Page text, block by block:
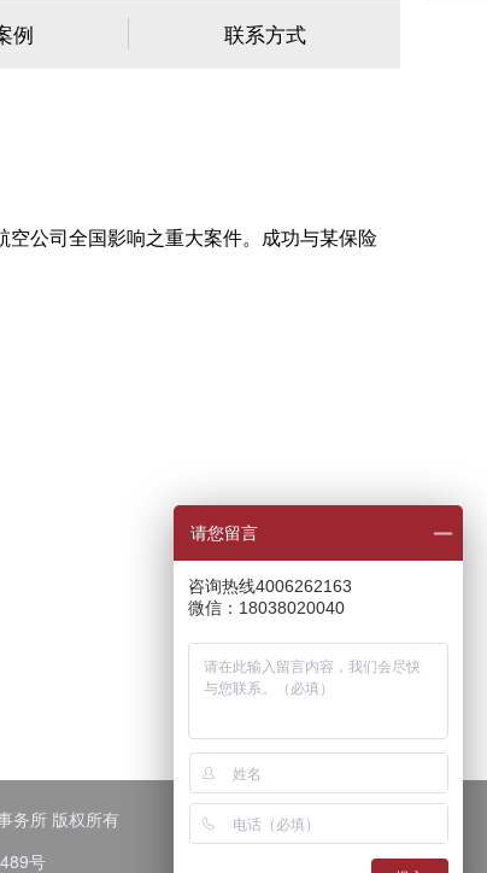
例 联系方式
公司全国影响之重大案件。成功与某保险
务所 版权所有
号
请您留言
咨询热线4006262163
微信：18038020040